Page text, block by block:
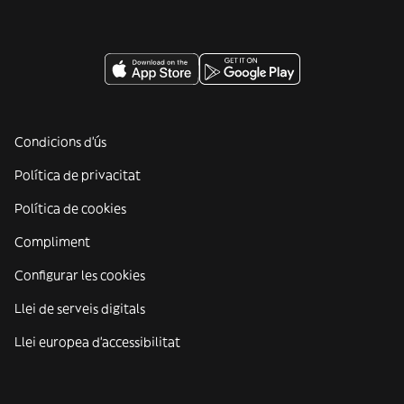
Condicions d'ús
Política de privacitat
Política de cookies
Compliment
Configurar les cookies
Llei de serveis digitals
Llei europea d'accessibilitat